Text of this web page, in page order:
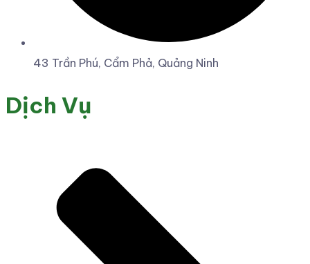
43 Trần Phú, Cẩm Phả, Quảng Ninh
Dịch Vụ